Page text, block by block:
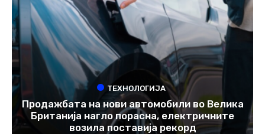
ТЕХНОЛОГИЈА
Продажбата на нови автомобили во Велика
Британија нагло порасна, електричните
возила поставија рекорд